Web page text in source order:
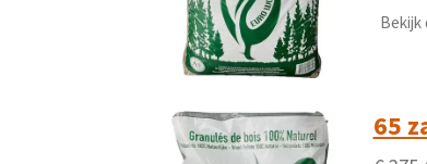
Bekijk
65